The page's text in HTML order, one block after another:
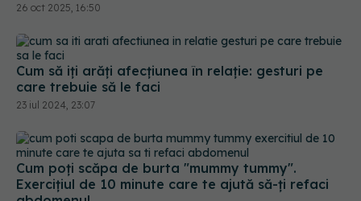
26 oct 2025, 16:50
Cum să iți arăți afecțiunea în relație: gesturi pe
care trebuie să le faci
23 iul 2024, 23:07
Cum poți scăpa de burta "mummy tummy".
Exercițiul de 10 minute care te ajută să-ți refaci